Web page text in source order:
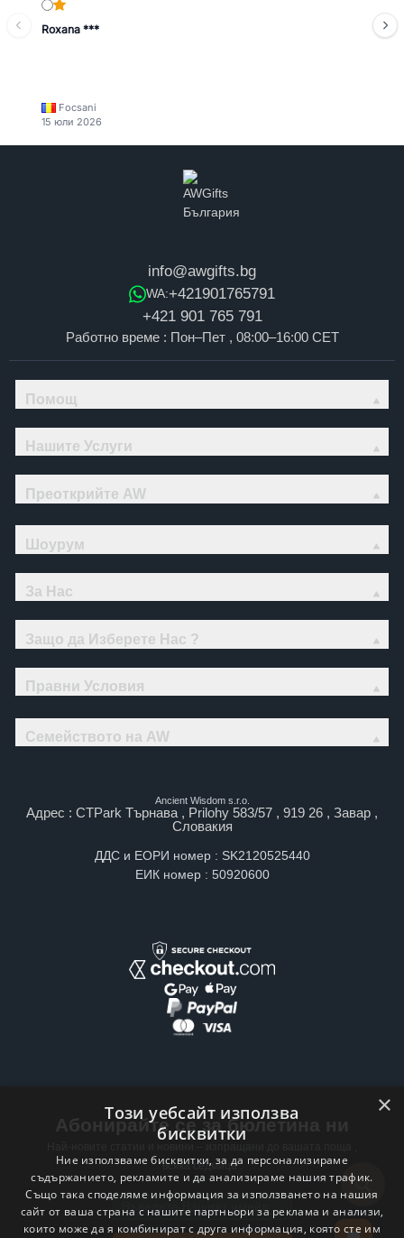
Roxana ***
Focsani
15 юли 2026
info@awgifts.bg
WA:+421901765791
+421 901 765 791
Работно време : Пон–Пет , 08:00–16:00 CET
Помощ
Нашите Услуги
Преоткрийте AW
Шоурум
За Нас
Защо да Изберете Нас ?
Правни Условия
Семейството на AW
Ancient Wisdom s.r.o.
Адрес : CTPark Търнава , Prilohy 583/57 , 919 26 , Завар ,
Словакия
ДДС и ЕОРИ номер : SK2120525440
ЕИК номер : 50920600
Абонирайте се за бюлетина ни
всяка седмица .
Email address
×
Този уебсайт използва
бисквитки
Ние използваме бисквитки, за да персонализираме
съдържанието, рекламите и да анализираме нашия трафик.
Също така споделяме информация за използването на нашия
сайт от ваша страна с нашите партньори за реклама и анализи,
които може да я комбинират с друга информация, която сте им